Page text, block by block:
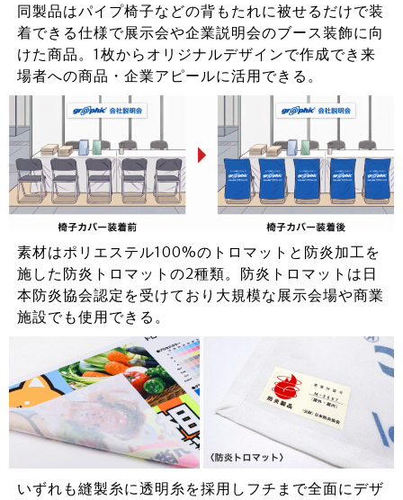
同製品はパイプ椅子などの背もたれに被せるだけで装
着できる仕様で展示会や企業説明会のブース装飾に向
けた商品。1枚からオリジナルデザインで作成でき来
場者への商品・企業アピールに活用できる。
素材はポリエステル100%のトロマットと防炎加工を
施した防炎トロマットの2種類。防炎トロマットは日
本防炎協会認定を受けており大規模な展示会場や商業
施設でも使用できる。
いずれも縫製糸に透明糸を採用しフチまで全面にデザ